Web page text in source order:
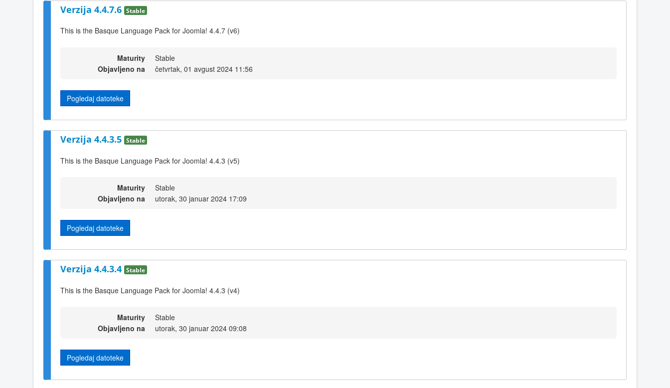
Verzija 4.4.7.6 Stable
This is the Basque Language Pack for Joomla! 4.4.7 (v6)
Maturity
Stable
Objavljeno na
četvrtak, 01 avgust 2024 11:56
Pogledaj datoteke
Verzija 4.4.3.5 Stable
This is the Basque Language Pack for Joomla! 4.4.3 (v5)
Maturity
Stable
Objavljeno na
utorak, 30 januar 2024 17:09
Pogledaj datoteke
Verzija 4.4.3.4 Stable
This is the Basque Language Pack for Joomla! 4.4.3 (v4)
Maturity
Stable
Objavljeno na
utorak, 30 januar 2024 09:08
Pogledaj datoteke